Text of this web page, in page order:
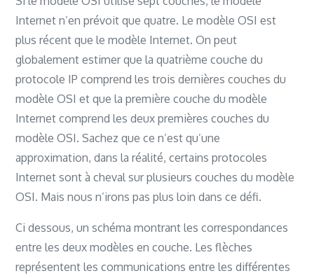
Internet n’en prévoit que quatre. Le modèle OSI est
plus récent que le modèle Internet. On peut
globalement estimer que la quatrième couche du
protocole IP comprend les trois dernières couches du
modèle OSI et que la première couche du modèle
Internet comprend les deux premières couches du
modèle OSI. Sachez que ce n’est qu’une
approximation, dans la réalité, certains protocoles
Internet sont à cheval sur plusieurs couches du modèle
OSI. Mais nous n’irons pas plus loin dans ce défi.
Ci dessous, un schéma montrant les correspondances
entre les deux modèles en couche. Les flèches
représentent les communications entre les différentes